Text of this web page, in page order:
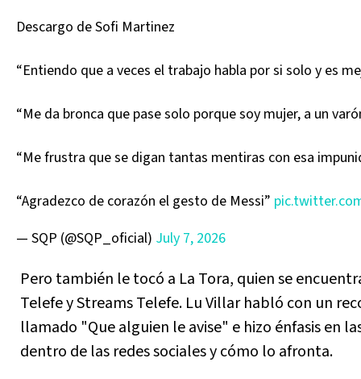
Descargo de Sofi Martinez
“Entiendo que a veces el trabajo habla por si solo y es
“Me da bronca que pase solo porque soy mujer, a un
“Me frustra que se digan tantas mentiras con esa
“Agradezco de corazón el gesto de Messi”
— SQP (@SQP_oficial) July 7, 2026
Pero también le tocó a La Tora, quien se
Telefe y Streams Telefe. Lu Villar habló con un
llamado "Que alguien le avise" e hizo énfasis en
dentro de las redes sociales y cómo lo afronta.